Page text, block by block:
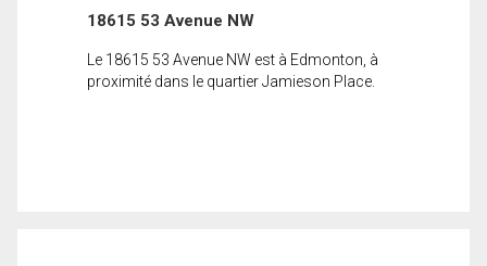
18615 53 Avenue NW
Le 18615 53 Avenue NW est à Edmonton, à
proximité dans le quartier Jamieson Place.